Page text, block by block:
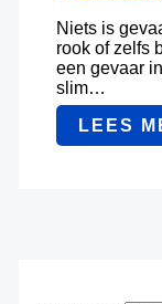
Niets is
rook of zelfs
een gevaar
slim…
LEES